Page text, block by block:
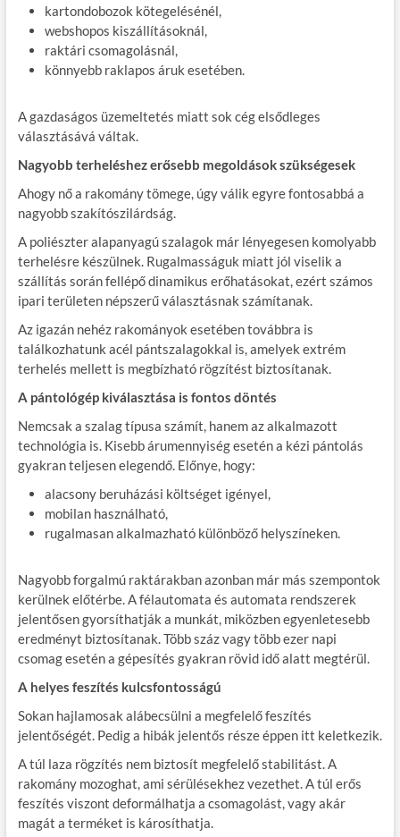
kartondobozok kötegelésénél,
webshopos kiszállításoknál,
raktári csomagolásnál,
könnyebb raklapos áruk esetében.
A gazdaságos üzemeltetés miatt sok cég elsődleges
választásává váltak.
Nagyobb terheléshez erősebb megoldások szükségesek
Ahogy nő a rakomány tömege, úgy válik egyre fontosabbá a
nagyobb szakítószilárdság.
A poliészter alapanyagú szalagok már lényegesen komolyabb
terhelésre készülnek. Rugalmasságuk miatt jól viselik a
szállítás során fellépő dinamikus erőhatásokat, ezért számos
ipari területen népszerű választásnak számítanak.
Az igazán nehéz rakományok esetében továbbra is
találkozhatunk acél pántszalagokkal is, amelyek extrém
terhelés mellett is megbízható rögzítést biztosítanak.
A pántológép kiválasztása is fontos döntés
Nemcsak a szalag típusa számít, hanem az alkalmazott
technológia is. Kisebb árumennyiség esetén a kézi pántolás
gyakran teljesen elegendő. Előnye, hogy:
alacsony beruházási költséget igényel,
mobilan használható,
rugalmasan alkalmazható különböző helyszíneken.
Nagyobb forgalmú raktárakban azonban már más szempontok
kerülnek előtérbe. A félautomata és automata rendszerek
jelentősen gyorsíthatják a munkát, miközben egyenletesebb
eredményt biztosítanak. Több száz vagy több ezer napi
csomag esetén a gépesítés gyakran rövid idő alatt megtérül.
A helyes feszítés kulcsfontosságú
Sokan hajlamosak alábecsülni a megfelelő feszítés
jelentőségét. Pedig a hibák jelentős része éppen itt keletkezik.
A túl laza rögzítés nem biztosít megfelelő stabilitást. A
rakomány mozoghat, ami sérülésekhez vezethet. A túl erős
feszítés viszont deformálhatja a csomagolást, vagy akár
magát a terméket is károsíthatja.